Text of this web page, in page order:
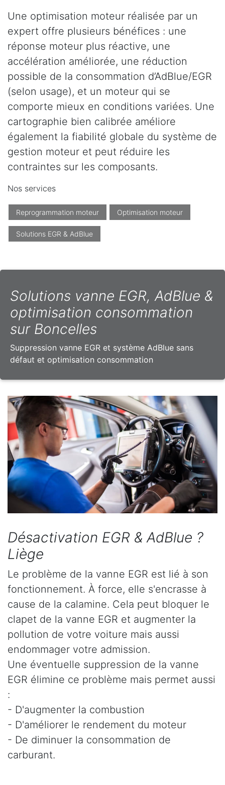
Une optimisation moteur réalisée par un
expert offre plusieurs bénéfices : une
réponse moteur plus réactive, une
accélération améliorée, une réduction
possible de la consommation d’AdBlue/EGR
(selon usage), et un moteur qui se
comporte mieux en conditions variées. Une
cartographie bien calibrée améliore
également la fiabilité globale du système de
gestion moteur et peut réduire les
contraintes sur les composants.
Nos services
Reprogrammation moteur Optimisation moteur
Solutions EGR & AdBlue
Solutions vanne EGR, AdBlue &
optimisation consommation
sur Boncelles
Suppression vanne EGR et système AdBlue sans
défaut et optimisation consommation
Désactivation EGR & AdBlue ?
Liège
Le problème de la vanne EGR est lié à son
fonctionnement. À force, elle s'encrasse à
cause de la calamine. Cela peut bloquer le
clapet de la vanne EGR et augmenter la
pollution de votre voiture mais aussi
endommager votre admission.
Une éventuelle suppression de la vanne
EGR élimine ce problème mais permet aussi
:
- D'augmenter la combustion
- D'améliorer le rendement du moteur
- De diminuer la consommation de
carburant.